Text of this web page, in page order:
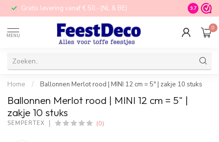
Gratis levering vanaf € 50,- (NL & BE) STORE in
9.7
MENU
0
Home / Ballonnen Merlot rood | MINI 12 cm = 5" | zakje 10 stuks
Ballonnen Merlot rood | MINI 12 cm = 5" |
zakje 10 stuks
SEMPERTEX (0)